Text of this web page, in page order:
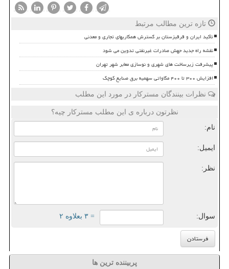
تازه ترین مطالب مرتبط
تأکید ایران و قرقیزستان بر گسترش همکاریهای تجاری و معدنی
نقشه راه جدید جهش صادرات غیرنفتی تدوین می شود
پیشرفت زیرساخت های شهری و نوسازی معابر شهر تهران
افزایش ۳۰۰ تا ۴۰۰ مگاواتی سهمیه برق صنایع کوچک
نظرات بینندگان مسترکار در مورد این مطلب
نظرتون درباره ی این مطلب مسترکار چیه؟
نام:
ایمیل:
نظر:
سوال: = ۳ بعلاوه ۲
پربیننده ترین ها